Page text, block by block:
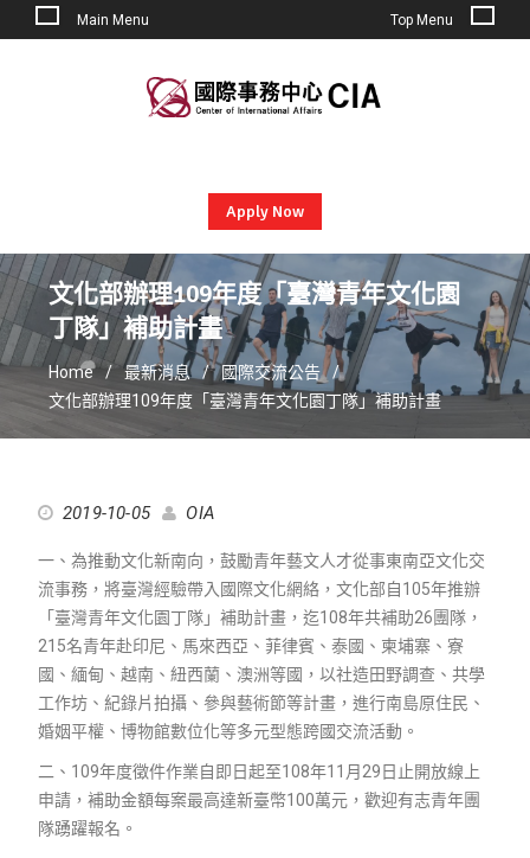
Main Menu Top Menu
Apply Now
文化部辦理109年度「臺灣青年文化園
丁隊」補助計畫
Home 最新消息
國際交流公告
文化部辦理109年度「臺灣青年文化園丁隊」補助計畫
2019-10-05 OIA
一、為推動文化新南向，鼓勵青年藝文人才從事東南亞文化交
流事務，將臺灣經驗帶入國際文化網絡，文化部自105年推辦
「臺灣青年文化園丁隊」補助計畫，迄108年共補助26團隊，
215名青年赴印尼、馬來西亞、菲律賓、泰國、柬埔寨、寮
國、緬甸、越南、紐西蘭、澳洲等國，以社造田野調查、共學
工作坊、紀錄片拍攝、參與藝術節等計畫，進行南島原住民、
婚姻平權、博物館數位化等多元型態跨國交流活動。
二、109年度徵件作業自即日起至108年11月29日止開放線上
申請，補助金額每案最高達新臺幣100萬元，歡迎有志青年團
隊踴躍報名。